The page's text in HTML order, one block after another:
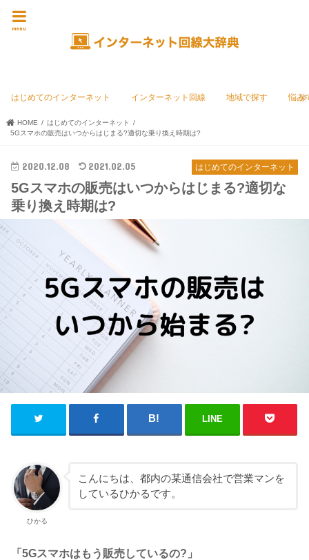
menu
はじめてのインターネット インターネット回線 地域で探す 悩み
HOME
はじめてのインターネット
5Gスマホの販売はいつからはじまる?適切な乗り換え時期は?
はじめてのインターネット
2020.12.08 2021.02.05
5Gスマホの販売はいつからはじまる?適切な
乗り換え時期は?
LINE
ひかる
こんにちは、都内の某通信会社で営業マンを
しているひかるです。
「5Gスマホはもう販売しているの?」